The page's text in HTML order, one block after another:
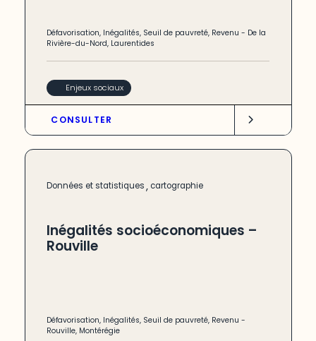
Défavorisation, Inégalités, Seuil de pauvreté, Revenu - De la
Rivière-du-Nord, Laurentides
Enjeux sociaux
CONSULTER
Données et statistiques, cartographie
Inégalités socioéconomiques –
Rouville
Défavorisation, Inégalités, Seuil de pauvreté, Revenu -
Rouville, Montérégie